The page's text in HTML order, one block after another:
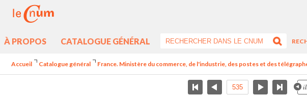
À PROPOS CATALOGUE GÉNÉRAL
Accueil Catalogue général France. Ministère du commerce, de l'industrie, des postes et des